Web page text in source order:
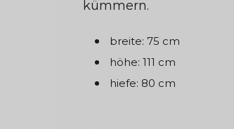
kümmern.
breite: 75 cm
höhe: 111 cm
hiefe: 80 cm